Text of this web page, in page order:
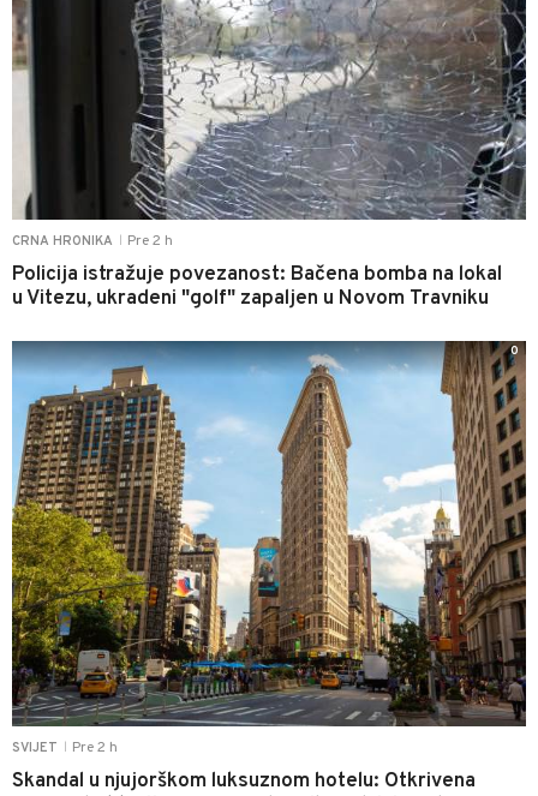
CRNA HRONIKA Pre 2 h
Policija istražuje povezanost: Bačena bomba na lokal
u Vitezu, ukradeni "golf" zapaljen u Novom Travniku
SVIJET Pre 2 h
Skandal u njujorškom luksuznom hotelu: Otkrivena
0